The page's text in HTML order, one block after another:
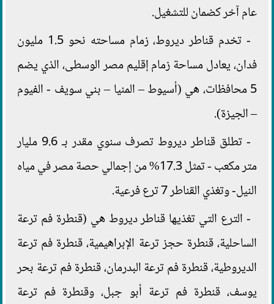
عام آخر كضمان للتشغيل.
- تخدم قناطر ديروط، زمام مساحته نحو 1.5 مليون
فدان، يعادل مساحة زمام إقليم مصر الوسطى، الذي يضم
5 محافظات، هي (أسيوط – المنيا – بني سويف - الفيوم
– الجيزة).
- تطلق قناطر ديروط تصرف سنوي مقدر بـ 9.6 مليار
متر مكعب - تمثل 17.3% من إجمالي حصة مصر في مياه
النيل- وتغذي القناطر 7 ترع فرعية.
- الترع التي تغذيها قناطر ديروط هي (قنطرة فم ترعة
الساحلية، قنطرة حجز ترعة الإبراهيمية، قنطرة فم ترعة
الديروطية، قنطرة فم ترعة البدرمان، قنطرة فم ترعة بحر
يوسف، قنطرة فم ترعة أبو جبل، وقنطرة فم ترعة